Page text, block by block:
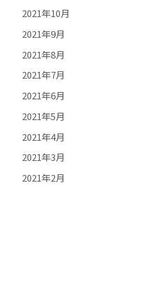
2021年10月
2021年9月
2021年8月
2021年7月
2021年6月
2021年5月
2021年4月
2021年3月
2021年2月